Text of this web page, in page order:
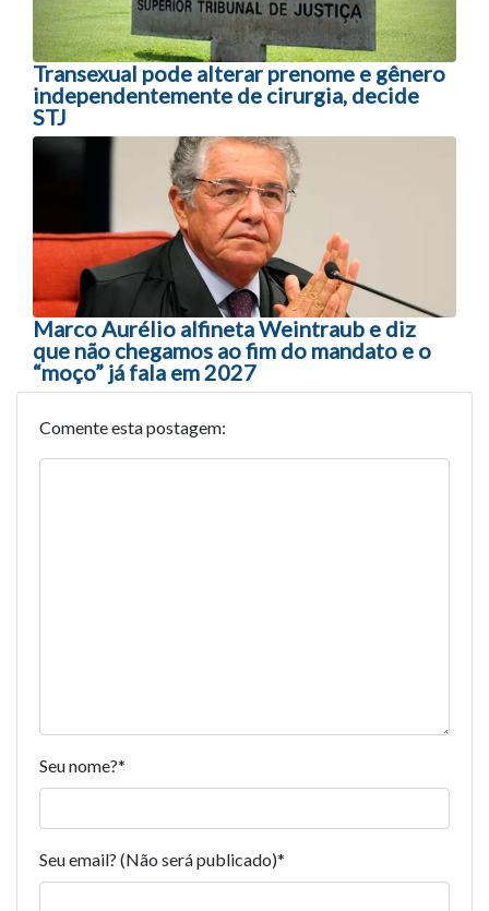
Transexual pode alterar prenome e gênero
independentemente de cirurgia, decide
STJ
Marco Aurélio alfineta Weintraub e diz
que não chegamos ao fim do mandato e o
“moço” já fala em 2027
Comente esta postagem:
Seu nome?*
Seu email? (Não será publicado)*